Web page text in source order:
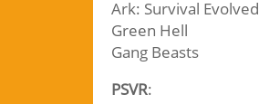
Ark: Survival Evolved
Green Hell
Gang Beasts
PSVR: